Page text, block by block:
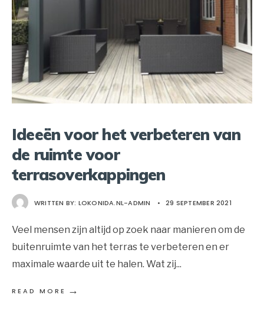
Ideeën voor het verbeteren van
de ruimte voor
terrasoverkappingen
WRITTEN BY: LOKONIDA.NL-ADMIN • 29 SEPTEMBER 2021
Veel mensen zijn altijd op zoek naar manieren om de
buitenruimte van het terras te verbeteren en er
maximale waarde uit te halen. Wat zij...
READ MORE →